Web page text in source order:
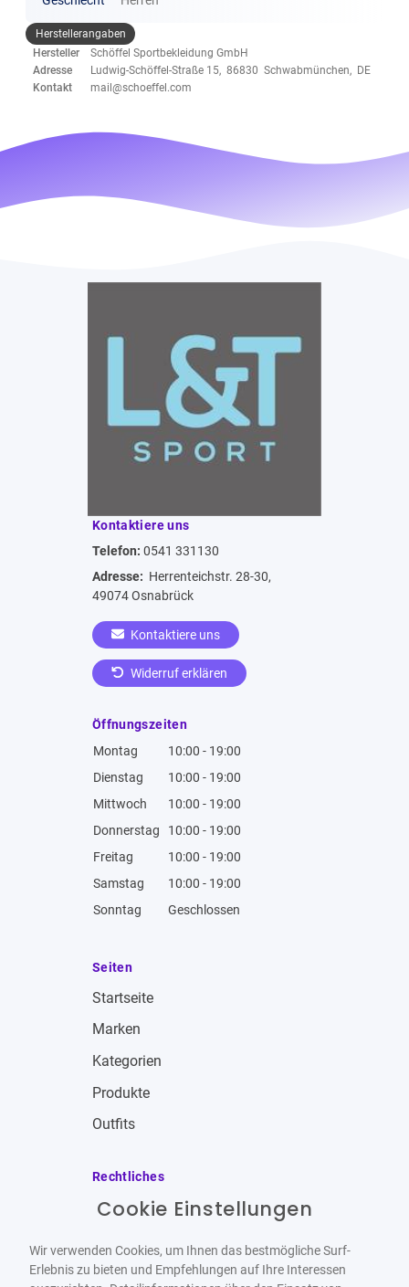
Herstellerangaben
Hersteller
Schöffel Sportbekleidung GmbH
Adresse
Ludwig-Schöffel-Straße 15, 86830 Schwabmünchen, DE
Kontakt
mail@schoeffel.com
Kontaktiere uns
Telefon: 0541 331130
Adresse: Herrenteichstr. 28-30,
49074 Osnabrück
Kontaktiere uns
Widerruf erklären
Öffnungszeiten
Montag
10:00 - 19:00
Dienstag
10:00 - 19:00
Mittwoch
10:00 - 19:00
Donnerstag
10:00 - 19:00
Freitag
10:00 - 19:00
Samstag
10:00 - 19:00
Sonntag
Geschlossen
Seiten
Startseite
Marken
Kategorien
Produkte
Outfits
Rechtliches
Impressum
Datenschutzbestimmungen
Cookie Einstellungen
Wir verwenden Cookies, um Ihnen das bestmögliche Surf-
Erlebnis zu bieten und Empfehlungen auf Ihre Interessen